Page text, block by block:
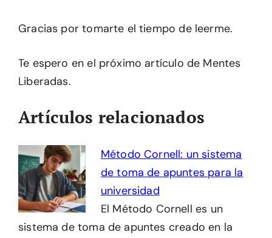
Gracias por tomarte el tiempo de leerme.
Te espero en el próximo artículo de Mentes
Liberadas.
Artículos relacionados
Método Cornell: un sistema
de toma de apuntes para la
universidad
El Método Cornell es un
sistema de toma de apuntes creado en la